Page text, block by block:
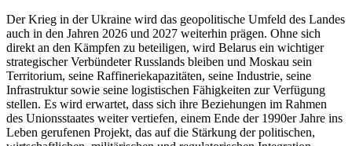
Der Krieg in der Ukraine wird das geopolitische Umfeld des Landes
auch in den Jahren 2026 und 2027 weiterhin prägen. Ohne sich
direkt an den Kämpfen zu beteiligen, wird Belarus ein wichtiger
strategischer Verbündeter Russlands bleiben und Moskau sein
Territorium, seine Raffineriekapazitäten, seine Industrie, seine
Infrastruktur sowie seine logistischen Fähigkeiten zur Verfügung
stellen. Es wird erwartet, dass sich ihre Beziehungen im Rahmen
des Unionsstaates weiter vertiefen, einem Ende der 1990er Jahre ins
Leben gerufenen Projekt, das auf die Stärkung der politischen,